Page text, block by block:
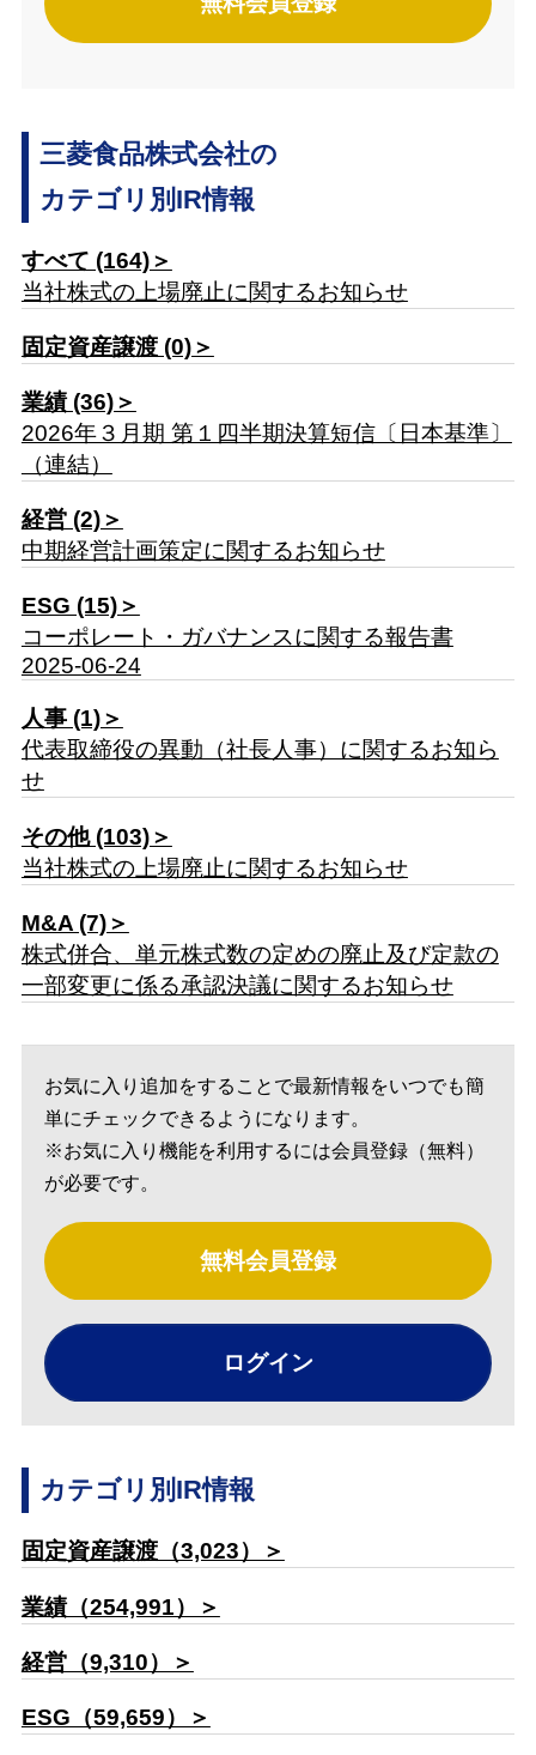
三菱食品株式会社の
カテゴリ別IR情報
すべて (164)＞
当社株式の上場廃止に関するお知らせ
固定資産譲渡 (0)＞
業績 (36)＞
2026年３月期 第１四半期決算短信〔日本基準〕
（連結）
経営 (2)＞
中期経営計画策定に関するお知らせ
ESG (15)＞
コーポレート・ガバナンスに関する報告書
2025-06-24
人事 (1)＞
代表取締役の異動（社長人事）に関するお知ら
せ
その他 (103)＞
当社株式の上場廃止に関するお知らせ
M&A (7)＞
株式併合、単元株式数の定めの廃止及び定款の
一部変更に係る承認決議に関するお知らせ
お気に入り追加をすることで最新情報をいつでも簡
単にチェックできるようになります。
※お気に入り機能を利用するには会員登録（無料）
が必要です。
無料会員登録
ログイン
カテゴリ別IR情報
固定資産譲渡（3,023）＞
業績（254,991）＞
経営（9,310）＞
ESG（59,659）＞